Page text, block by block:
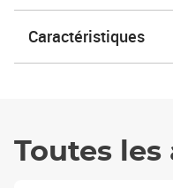
Caractéristiques
Toutes